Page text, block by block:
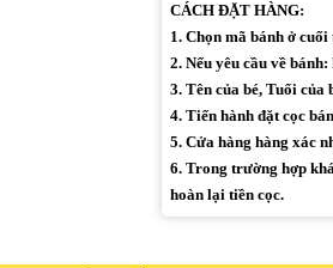
CÁCH ĐẶT HÀNG:
1. Chọn mã bánh ở
2. Nếu yêu cầu về
3. Tên của bé, Tuổi của
4. Tiến hành đặt cọc
5. Cửa hàng hàng xác
6. Trong trường hợp
hoàn lại tiền cọc.